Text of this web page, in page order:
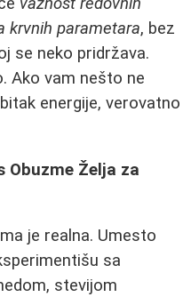
krvnih parametara, bez
se neko pridržava.
Ako vam nešto ne
energije, verovatno
Obuzme Želja za
je realna. Umesto
sa
stevijom